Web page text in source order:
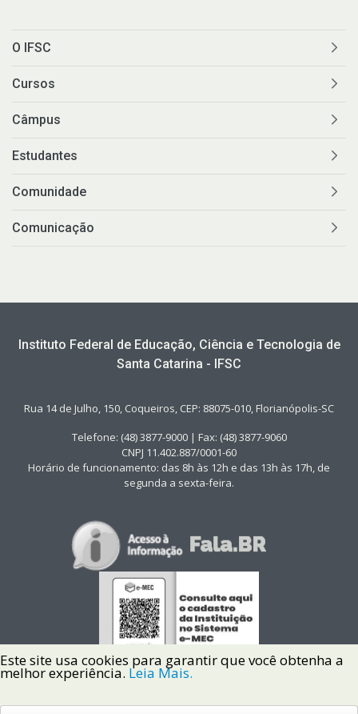
O IFSC
Cursos
Câmpus
Estudantes
Comunidade
Comunicação
Instituto Federal de Educação, Ciência e Tecnologia de
Santa Catarina - IFSC
Rua 14 de Julho, 150, Coqueiros, CEP: 88075-010, Florianópolis-SC
Telefone: (48) 3877-9000 | Fax: (48) 3877-9060
CNPJ 11.402.887/0001-60
Horário de funcionamento: das 8h às 12h e das 13h às 17h, de
segunda a sexta-feira.
Este site usa cookies para garantir que você obtenha a
melhor experiência. Leia Mais.